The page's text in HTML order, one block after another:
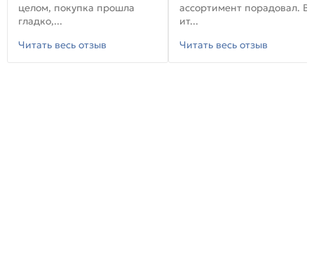
целом, покупка прошла
гладко,...
Читать весь отзыв
ассортимент порадовал. В
ит...
Читать весь отзыв